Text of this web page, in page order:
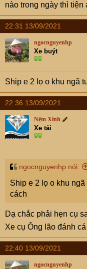
nào trong ngày thì tiện
22:31 13/09/2021
ngocnguyenhp
Xe buýt
Ship e 2 lọ o khu ngã
22:36 13/09/2021
Nệm Xinh
Xe tải
ngocnguyenhp nói:
Ship e 2 lọ o khu
cách
Dạ chắc phải hẹn cụ
Xe cụ Ông lão đánh
22:40 13/09/2021
ngocnguyenhp